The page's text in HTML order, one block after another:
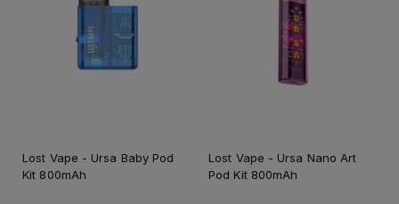
Lost Vape - Ursa Baby Pod
Kit 800mAh
Lost Vape - Ursa Nano Art
Pod Kit 800mAh